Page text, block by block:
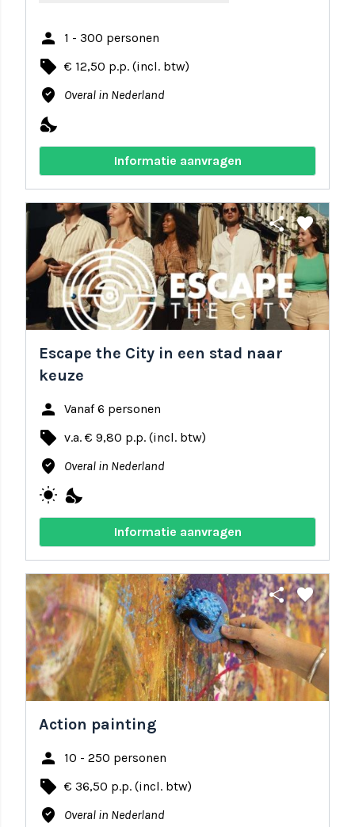
person 1 - 300 personen
local_offer € 12,50 p.p. (incl. btw)
where_to_vote Overal in Nederland
nights_stay
Informatie aanvragen
share favorite
Escape the City in een stad naar
keuze
person Vanaf 6 personen
local_offer v.a. € 9,80 p.p. (incl. btw)
where_to_vote Overal in Nederland
wb_sunny nights_stay
Informatie aanvragen
share favorite
Action painting
person 10 - 250 personen
local_offer € 36,50 p.p. (incl. btw)
where_to_vote Overal in Nederland